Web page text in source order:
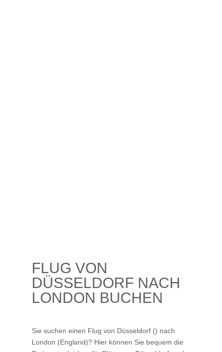
FLUG VON
DÜSSELDORF NACH
LONDON BUCHEN
Sie suchen einen Flug von Düsseldorf () nach
London (England)? Hier können Sie bequem die